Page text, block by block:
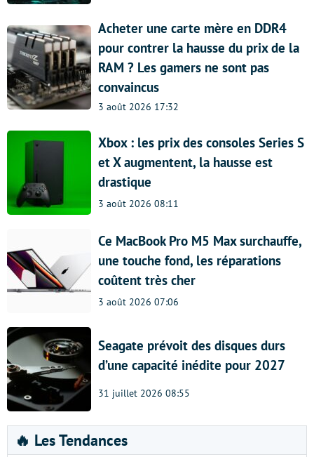
Acheter une carte mère en DDR4
pour contrer la hausse du prix de la
RAM ? Les gamers ne sont pas
convaincus
3 août 2026 17:32
Xbox : les prix des consoles Series S
et X augmentent, la hausse est
drastique
3 août 2026 08:11
Ce MacBook Pro M5 Max surchauffe,
une touche fond, les réparations
coûtent très cher
3 août 2026 07:06
Seagate prévoit des disques durs
d’une capacité inédite pour 2027
31 juillet 2026 08:55
🔥 Les Tendances